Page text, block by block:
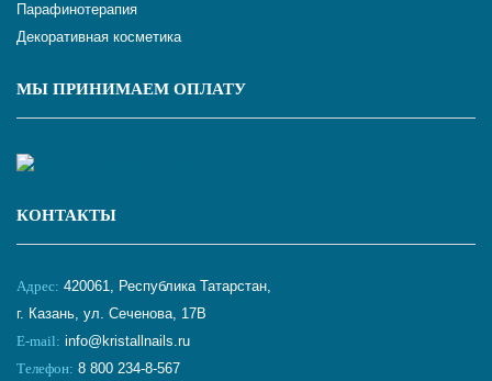
Парафинотерапия
Декоративная косметика
МЫ ПРИНИМАЕМ ОПЛАТУ
КОНТАКТЫ
Адрес: 420061, Республика Татарстан,
г. Казань, ул. Сеченова, 17В
E-mail: info@kristallnails.ru
Телефон: 8 800 234-8-567